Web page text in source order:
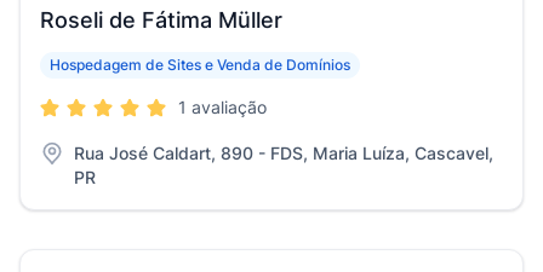
Roseli de Fátima Müller
Hospedagem de Sites e Venda de Domínios
1 avaliação
Rua José Caldart, 890 - FDS, Maria Luíza, Cascavel,
PR